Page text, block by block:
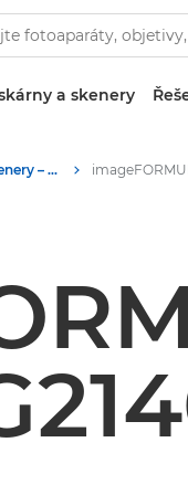
a skenery
Mediální obsah pro skenery – tiskové centrum Canon